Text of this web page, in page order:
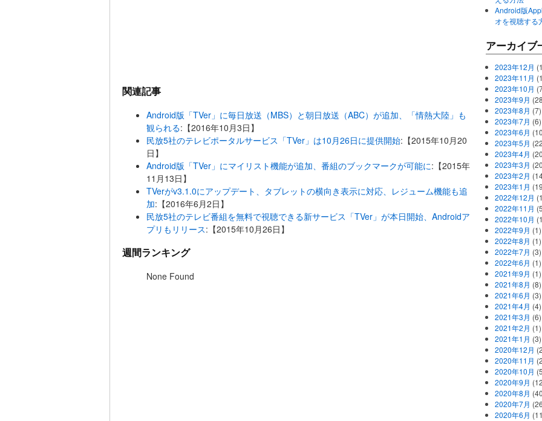
関連記事
Android版「TVer」に毎日放送（MBS）と朝日放送（ABC）が追加、「情熱大陸」も
観られる:【2016年10月3日】
民放5社のテレビポータルサービス「TVer」は10月26日に提供開始:【2015年10月20
日】
Android版「TVer」にマイリスト機能が追加、番組のブックマークが可能に:【2015年
11月13日】
TVerがv3.1.0にアップデート、タブレットの横向き表示に対応、レジューム機能も追
加:【2016年6月2日】
民放5社のテレビ番組を無料で視聴できる新サービス「TVer」が本日開始、Androidア
プリもリリース:【2015年10月26日】
週間ランキング
None Found
Android版
オを視聴する
アーカイブ
2023年12月
2023年11月
2023年10月
2023年9月
2023年8月 (7)
2023年7月 (6)
2023年6月
2023年5月
2023年4月
2023年3月
2023年2月
2023年1月
2022年12月
2022年11月
2022年10月
2022年9月 (1)
2022年8月 (1)
2022年7月 (3)
2022年6月 (1)
2021年9月 (1)
2021年8月 (8)
2021年6月 (3)
2021年4月 (4)
2021年3月 (6)
2021年2月 (1)
2021年1月 (3)
2020年12月
2020年11月
2020年10月
2020年9月
2020年8月
2020年7月
2020年6月